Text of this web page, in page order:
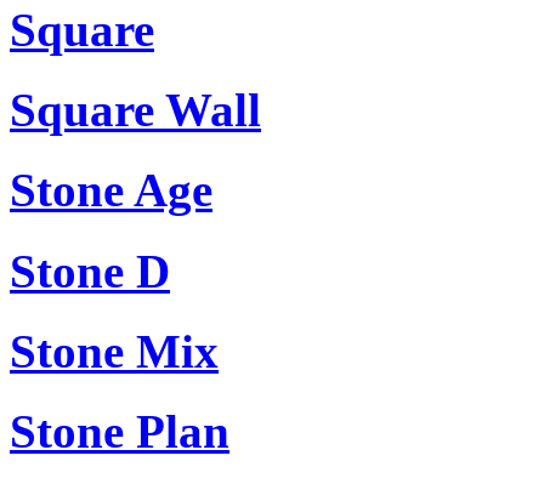
Square
Square Wall
Stone Age
Stone D
Stone Mix
Stone Plan